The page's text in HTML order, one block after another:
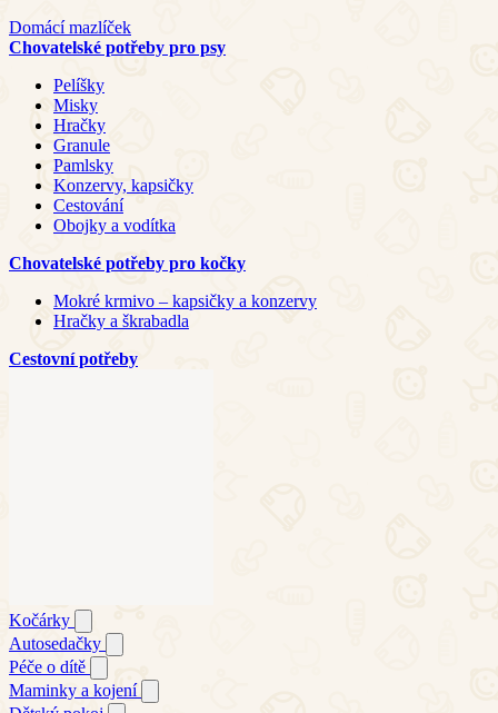
Domácí mazlíček
Chovatelské potřeby pro psy
Pelíšky
Misky
Hračky
Granule
Pamlsky
Konzervy, kapsičky
Cestování
Obojky a vodítka
Chovatelské potřeby pro kočky
Mokré krmivo – kapsičky a konzervy
Hračky a škrabadla
Cestovní potřeby
Kočárky
Autosedačky
Péče o dítě
Maminky a kojení